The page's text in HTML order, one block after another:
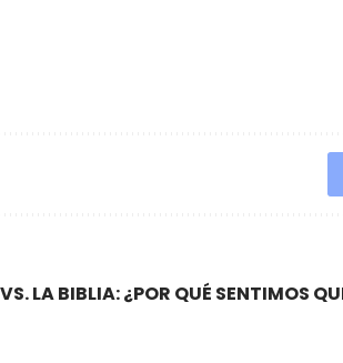
LA BIBLIA: ¿POR QUÉ SENTIMOS